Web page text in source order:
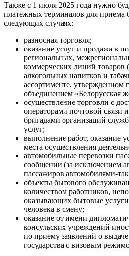
Также с 1 июля 2025 года нужно
платежных терминалов для приема
следующих случаях:
разносная торговля;
оказание услуг и продажа в
региональных,
коммерческих линий товаров
алкогольных напитков и
ассортименте, утвержденном
объединением «Белорусская
осуществление торговли с
операторами почтовой связи
бригадами организаций
услуг;
выполнение работ, оказание
места осуществления
автомобильные перевозки
сообщении (за исключением
пассажиров автомобилями-
объекты бытового
количеством работников,
оказывающих бытовые
человека в смену;
оказание от имени
консульских учреждений
по приему заявлений о
государства с визовым